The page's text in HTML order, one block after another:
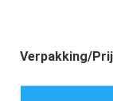
Verpakking/